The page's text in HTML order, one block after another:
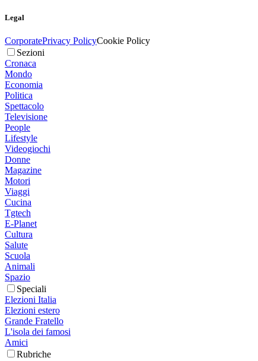
Legal
CorporatePrivacy PolicyCookie Policy
Sezioni
Cronaca
Mondo
Economia
Politica
Spettacolo
Televisione
People
Lifestyle
Videogiochi
Donne
Magazine
Motori
Viaggi
Cucina
Tgtech
E-Planet
Cultura
Salute
Scuola
Animali
Spazio
Speciali
Elezioni Italia
Elezioni estero
Grande Fratello
L'isola dei famosi
Amici
Rubriche